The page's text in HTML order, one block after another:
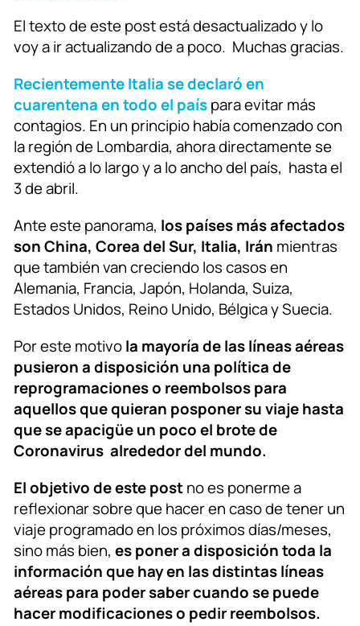
El texto de este post está desactualizado y lo
voy a ir actualizando de a poco. Muchas gracias.
Recientemente Italia se declaró en
cuarentena en todo el paíspara evitar más
contagios. En un principio había comenzado con
la región de Lombardia, ahora directamente se
extendió a lo largo y a lo ancho del país, hasta el
3 de abril.
Ante este panorama, los países más afectados
son China, Corea del Sur, Italia, Irán mientras
que también van creciendo los casos en
Alemania, Francia, Japón, Holanda, Suiza,
Estados Unidos, Reino Unido, Bélgica y Suecia.
Por este motivola mayoría de las líneas aéreas
pusieron a disposición una política de
reprogramaciones o reembolsos para
aquellos que quieran posponer su viaje hasta
que se apacigüe un poco el brote de
Coronavirus alrededor del mundo.
El objetivo de este postno es ponerme a
reflexionar sobre que hacer en caso de tener un
viaje programado en los próximos días/meses,
sino más bien, es poner a disposición toda la
información que hay en las distintas líneas
aéreas para poder saber cuando se puede
hacer modificaciones o pedir reembolsos.